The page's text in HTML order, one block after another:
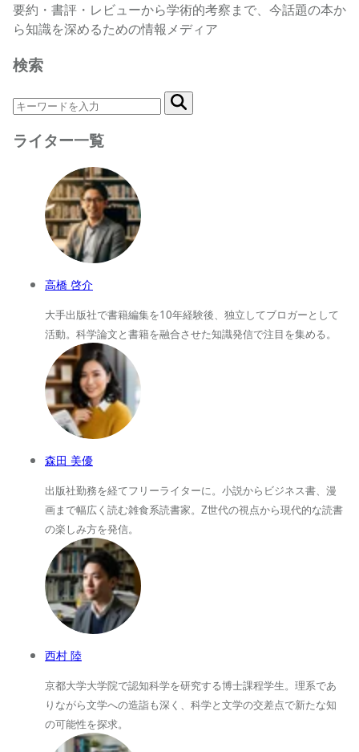
要約・書評・レビューから学術的考察まで、今話題の本か
ら知識を深めるための情報メディア
検索
ライター一覧
高橋 啓介
大手出版社で書籍編集を10年経験後、独立してブロガーとして
活動。科学論文と書籍を融合させた知識発信で注目を集める。
森田 美優
出版社勤務を経てフリーライターに。小説からビジネス書、漫
画まで幅広く読む雑食系読書家。Z世代の視点から現代的な読書
の楽しみ方を発信。
西村 陸
京都大学大学院で認知科学を研究する博士課程学生。理系であ
りながら文学への造詣も深く、科学と文学の交差点で新たな知
の可能性を探求。